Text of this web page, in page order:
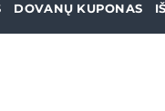
DOVANŲ KUPONAS